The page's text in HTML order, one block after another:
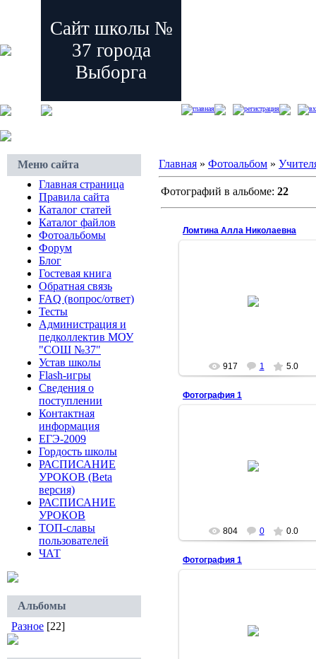
Сайт школы №
37 города
Выборга
главная регистрация
Меню сайта
Главная страница
Правила сайта
Каталог статей
Каталог файлов
Фотоальбомы
Форум
Блог
Гостевая книга
Обратная связь
FAQ (вопрос/ответ)
Тесты
Администрация и
педколлектив МОУ
"СОШ №37"
Устав школы
Flash-игры
Сведения о
поступлении
Контактная
информация
ЕГЭ-2009
Гордость школы
РАСПИСАНИЕ
УРОКОВ (Beta
версия)
РАСПИСАНИЕ
УРОКОВ
ТОП-славы
пользователей
ЧАТ
Альбомы
Разное [22]
Главная » Фотоальбом »
Фотографий в альбоме: 22
Ломтина Алла Николаевна
Учитель истории и
обществознания
917 1 5.0
Фотография 1
804 0 0.0
Фотография 1